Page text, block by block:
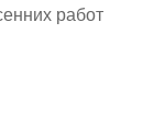
работ